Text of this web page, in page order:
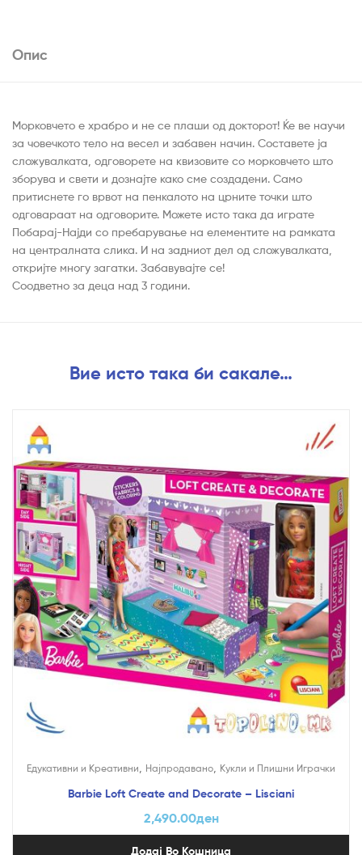
Опис
Морковчето е храбро и не се плаши од докторот! Ќе ве научи
за човечкото тело на весел и забавен начин. Составете ја
сложувалката, одговорете на квизовите со морковчето што
зборува и свети и дознајте како сме создадени. Само
притиснете го врвот на пенкалото на црните точки што
одговараат на одговорите. Можете исто така да играте
Побарај-Најди со пребарување на елементите на рамката
на централната слика. И на задниот дел од сложувалката,
откријте многу загатки. Забавувајте се!
Соодветно за деца над 3 години.
Вие исто така би сакале…
Едукативни и Креативни Најпродавано Кукли и Плишни Играчки
Barbie Loft Create and Decorate – Lisciani
2,490.00ден
Додај Во Кошница